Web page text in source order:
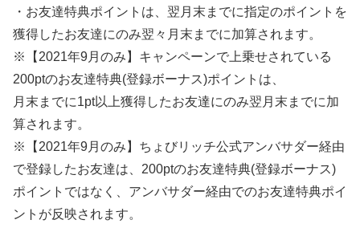
・お友達特典ポイントは、翌月末までに指定のポイントを
獲得したお友達にのみ翌々月末までに加算されます。
※【2021年9月のみ】キャンペーンで上乗せされている
200ptのお友達特典(登録ボーナス)ポイントは、
月末までに1pt以上獲得したお友達にのみ翌月末までに加
算されます。
※【2021年9月のみ】ちょびリッチ公式アンバサダー経由
で登録したお友達は、200ptのお友達特典(登録ボーナス)
ポイントではなく、アンバサダー経由でのお友達特典ポイ
ントが反映されます。